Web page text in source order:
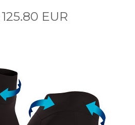
125.80 EUR